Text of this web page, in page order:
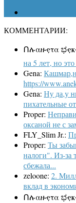
КОММЕНТАРИИ:
Ոሉαዙҿτα
на 5 лет, но
Gena:
https://
Gena: Ну да,у
пихательные
Proper:
оксаной не с
FLY_Slim Jr.:
Proper: Ты
налоги". Из-за
сбежала...
zeloone: 2.
вклад в
Ոሉαዙҿτα